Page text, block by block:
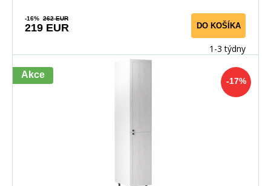
-16% 262 EUR
219 EUR DO KOŠÍKA
1-3 týdny
-17%
Akce